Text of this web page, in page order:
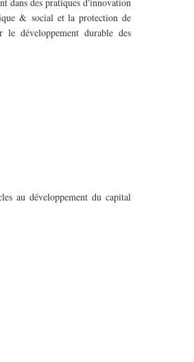
& social et la protection de
le développement durable des
au développement du capital